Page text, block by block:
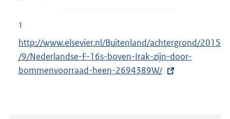
1
E
x
t
http://www.elsevier.nl/Buitenland/achtergrond/2015
/9/Nederlandse-F-16s-boven-Irak-zijn-door-
bommenvoorraad-heen-2694389W/